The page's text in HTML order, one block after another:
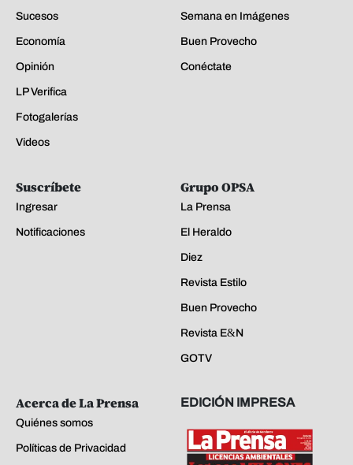
Sucesos
Economía
Opinión
LP Verifica
Fotogalerías
Videos
Semana en Imágenes
Buen Provecho
Conéctate
Suscríbete
Ingresar
Notificaciones
Grupo OPSA
La Prensa
El Heraldo
Diez
Revista Estilo
Buen Provecho
Revista E&N
GOTV
Acerca de La Prensa
Quiénes somos
Políticas de Privacidad
EDICIÓN IMPRESA